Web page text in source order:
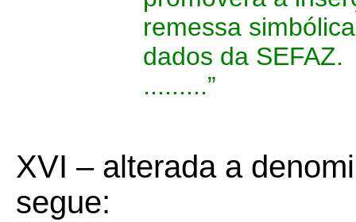
remessa
dados da SEFAZ.
.........”
XVI – alterada a
segue: